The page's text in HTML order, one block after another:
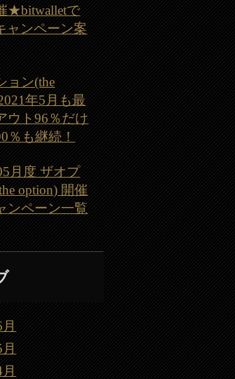
★bitwalletで
ャンペーン案
ョン(the
年5月も最
ウト96％だけ
％も継続！
月度 ザオプ
option) 開催
ンペーン一覧
月
月
月